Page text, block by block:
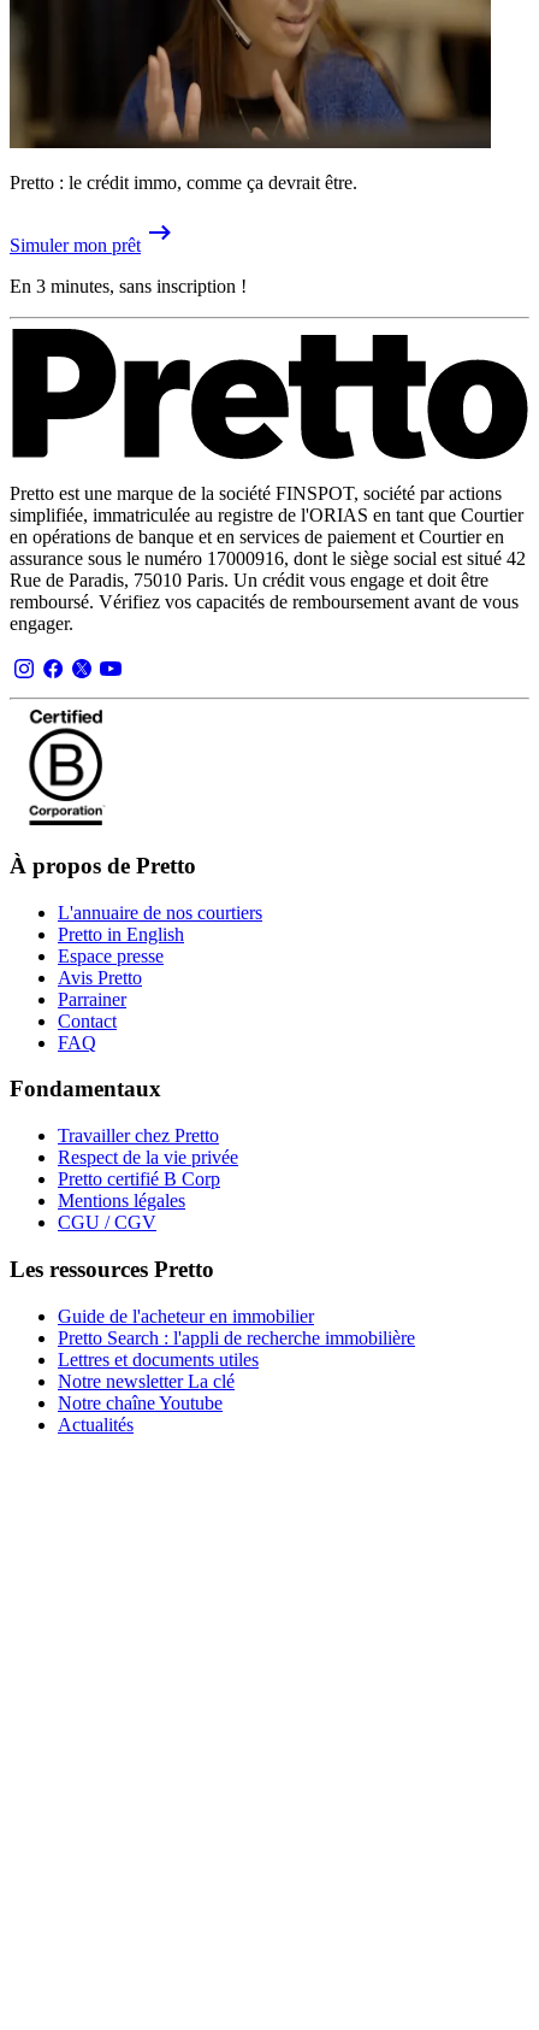
Pretto : le crédit immo, comme ça devrait être.
Simuler mon prêt
En 3 minutes, sans inscription !
Pretto est une marque de la société FINSPOT, société par actions
simplifiée, immatriculée au registre de l'ORIAS en tant que Courtier
en opérations de banque et en services de paiement et Courtier en
assurance sous le numéro 17000916, dont le siège social est situé 42
Rue de Paradis, 75010 Paris. Un crédit vous engage et doit être
remboursé. Vérifiez vos capacités de remboursement avant de vous
engager.
À propos de Pretto
L'annuaire de nos courtiers
Pretto in English
Espace presse
Avis Pretto
Parrainer
Contact
FAQ
Fondamentaux
Travailler chez Pretto
Respect de la vie privée
Pretto certifié B Corp
Mentions légales
CGU / CGV
Les ressources Pretto
Guide de l'acheteur en immobilier
Pretto Search : l'appli de recherche immobilière
Lettres et documents utiles
Notre newsletter La clé
Notre chaîne Youtube
Actualités